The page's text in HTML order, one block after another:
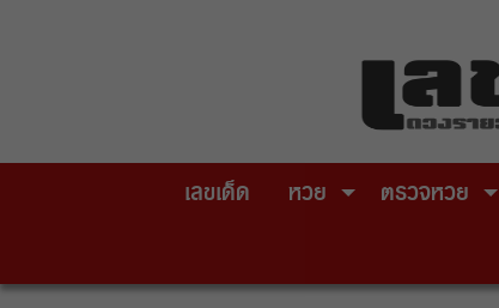
เลขเด็ด หวย ตรวจหวย